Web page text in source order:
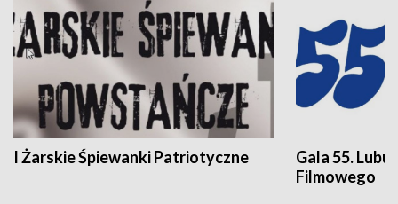
I Żarskie Śpiewanki Patriotyczne
Gala 55.
Filmowego